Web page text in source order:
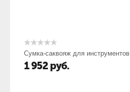
Сумка-саквояж для инструментов
1 952 руб.